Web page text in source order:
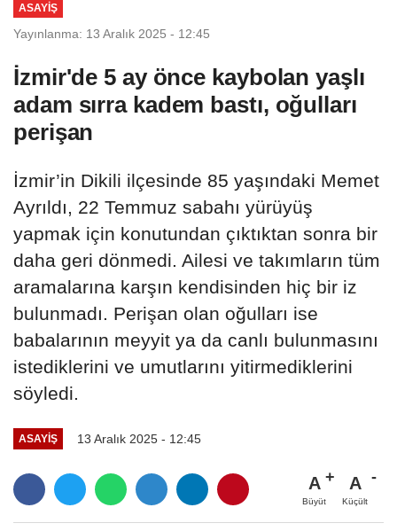
ASAYIŞ
Yayınlanma: 13 Aralık 2025 - 12:45
İzmir'de 5 ay önce kaybolan yaşlı
adam sırra kadem bastı, oğulları
perişan
İzmir’in Dikili ilçesinde 85 yaşındaki Memet
Ayrıldı, 22 Temmuz sabahı yürüyüş
yapmak için konutundan çıktıktan sonra bir
daha geri dönmedi. Ailesi ve takımların tüm
aramalarına karşın kendisinden hiç bir iz
bulunmadı. Perişan olan oğulları ise
babalarının meyyit ya da canlı bulunmasını
istediklerini ve umutlarını yitirmediklerini
söyledi.
ASAYIŞ 13 Aralık 2025 - 12:45
A
Büyüt
A
Küçült